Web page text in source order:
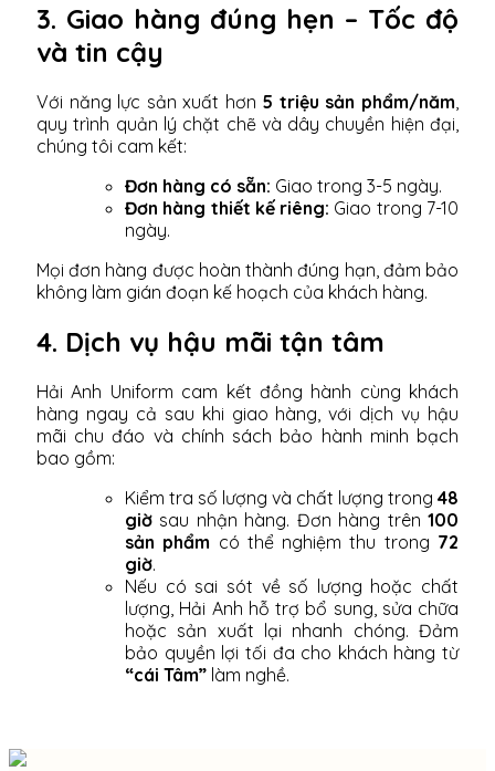
3. Giao hàng đúng hẹn – Tốc độ
và tin cậy
Với năng lực sản xuất hơn 5 triệu sản phẩm/năm
quy trình quản lý chặt chẽ và dây chuyền hiện đại,
chúng tôi cam kết:
Đơn hàng có sẵn: Giao trong 3-5 ngày.
Đơn hàng thiết kế riêng: Giao trong 7-10
ngày.
Mọi đơn hàng được hoàn thành đúng hạn, đảm bảo
không làm gián đoạn kế hoạch của khách hàng.
4. Dịch vụ hậu mãi tận tâm
Hải Anh Uniform cam kết đồng hành cùng khách
hàng ngay cả sau khi giao hàng, với dịch vụ hậu
mãi chu đáo và chính sách bảo hành minh bạch
bao gồm:
Kiểm tra số lượng và chất lượng trong 48
giờ sau nhận hàng. Đơn hàng trên 100
sản phẩm có thể nghiệm thu trong 72
giờ.
Nếu có sai sót về số lượng hoặc chất
lượng, Hải Anh hỗ trợ bổ sung, sửa chữa
hoặc sản xuất lại nhanh chóng. Đảm
bảo quyền lợi tối đa cho khách hàng từ
“cái Tâm” làm nghề.